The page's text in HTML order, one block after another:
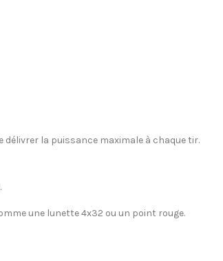
la puissance maximale à chaque tir.
une lunette 4x32 ou un point rouge.